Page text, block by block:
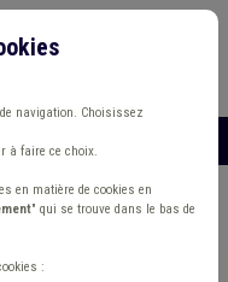
navigation. Choisissez
à faire ce choix.
en matière de cookies en
" qui se trouve dans le bas de
: